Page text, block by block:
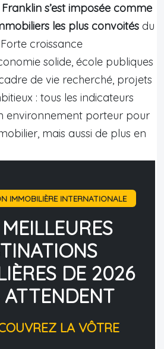
Franklin s’est imposée comme
les plus convoités du
croissance
solide, école publiques
de vie recherché, projets
: tous les indicateurs
environnement porteur pour
mais aussi de plus en
IMMOBILIÈRE INTERNATIONALE
DE 2026
LA VÔTRE